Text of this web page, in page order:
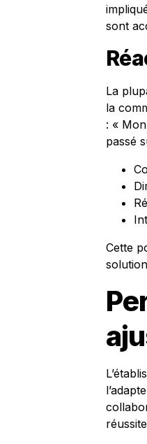
sont
La
la
: «
passé
Cette